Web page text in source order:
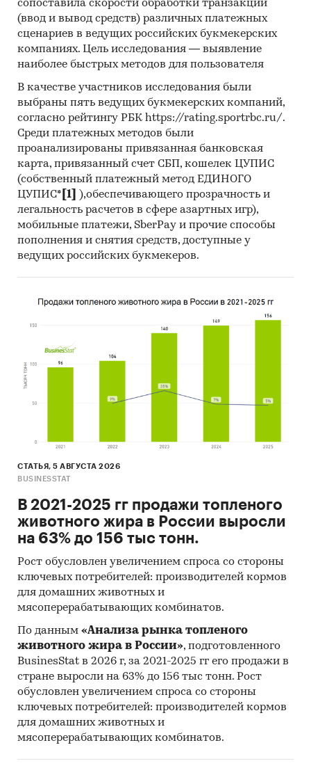
стоимостных показателях с товарной
разбивкой, по странам, статистика цен
импорта по годам, странам.
Продажи кабельно-проводниковой продукции
на внутреннем рынке, ценовая политика,
корреляция цен при поставках как на
внутренний, так и на внешний рынок.
Категории: Россия
Кабельно-проводниковая продукция
сопоставила скорости обработки транзакций
(ввод и вывод средств) различных платежных
сценариев в ведущих российских букмекерских
компаниях. Цель исследования — выявление
наиболее быстрых методов для пользователя
В качестве участников исследования были
выбраны пять ведущих букмекерских компаний,
согласно рейтингу РБК https://rating.sportrbc.ru/.
Среди платежных методов были
проанализированы привязанная банковская
карта, привязанный счет СБП, кошелек ЦУПИС
(собственный платежный метод ЕДИНОГО
ЦУПИС* [1]
),обеспечивающего прозрачность и
легальность расчетов в сфере азартных игр),
мобильные платежи, SberPay и прочие способы
пополнения и снятия средств, доступные у
ведущих российских букмекеров.
СТАТЬЯ, 5 АВГУСТА 2026
BUSINESSTAT
В 2021-2025 гг продажи топленого
животного жира в России выросли
на 63% до 156 тыс тонн.
Рост обусловлен увеличением спроса со стороны
ключевых потребителей: производителей кормов
для домашних животных и
мясоперерабатывающих комбинатов.
По данным «Анализа рынка топленого
животного жира в России», подготовленного
BusinesStat в 2026 г, за 2021-2025 гг его продажи в
стране выросли на 63% до 156 тыс тонн. Рост
обусловлен увеличением спроса со стороны
ключевых потребителей: производителей кормов
для домашних животных и
мясоперерабатывающих комбинатов.